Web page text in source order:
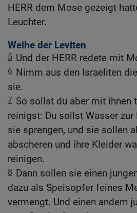
HERR dem Mose gezeigt
Leuchter.
Weihe der Leviten
5 Und der HERR redete mit
6 Nimm aus den Israeliten
sie.
7 So sollst du aber mit ihnen
reinigst: Du sollst Wasser
sie sprengen, und sie sollen
abscheren und ihre Kleider
reinigen.
8 Dann sollen sie einen
dazu als Speisopfer feines
vermengt. Und einen andern